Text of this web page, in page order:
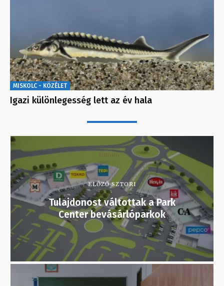
MISKOLC - KÖZÉLET
Igazi különlegesség lett az év hala
ELŐZŐ SZTORI
Tulajdonost váltottak a Park
Center bevásárlóparkok